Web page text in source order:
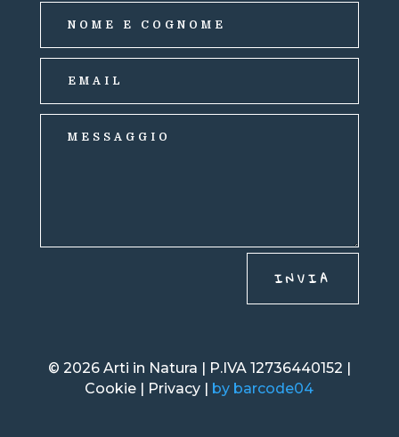
INVIA
© 2026 Arti in Natura | P.IVA 12736440152 |
Cookie | Privacy | by barcode04